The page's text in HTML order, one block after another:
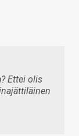
Ettei olis